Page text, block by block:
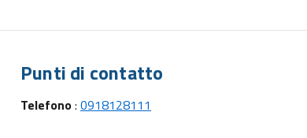
Punti di contatto
Telefono: 0918128111